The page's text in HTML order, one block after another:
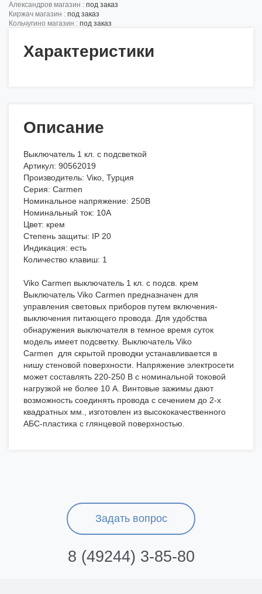
александров магазин : под заказ
киржач магазин : под заказ
кольчугино магазин : под заказ
Характеристики
Описание
Выключатель 1 кл. с подсветкой
Артикул: 90562019
Производитель: Viкo, Турция
Серия: Carmen
Номинальное напряжение: 250В
Номинальный ток: 10А
Цвет: крем
Степень защиты: IP 20
Индикация: есть
Количество клавиш: 1
Viko Carmen выключатель 1 кл. с подсв. крем
Выключатель Viko Carmen предназначен для
управления световых приборов путем включения-
выключения питающего провода. Для удобства
обнаружения выключателя в темное время суток
модель имеет подсветку. Выключатель Viko
Carmen для скрытой проводки устанавливается в
нишу стеновой поверхности. Напряжение электросети
может составлять 220-250 В с номинальной токовой
нагрузкой не более 10 А. Винтовые зажимы дают
возможность соединять провода с сечением до 2-х
квадратных мм., изготовлен из высококачественного
АБС-пластика с глянцевой поверхностью.
Задать вопрос
8 (49244) 3-85-80